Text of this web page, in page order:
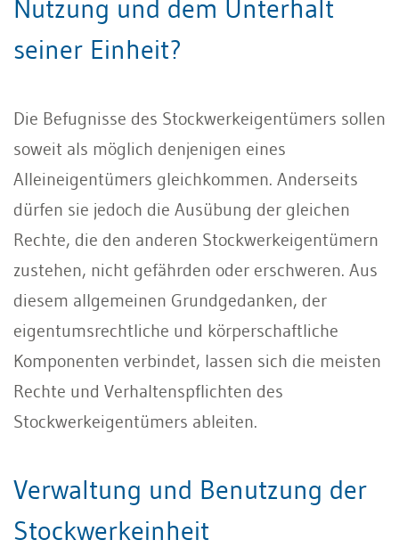
Nutzung und dem Unterhalt
seiner Einheit?
Die Befugnisse des Stockwerkeigentümers sollen
soweit als möglich denjenigen eines
Alleineigentümers gleichkommen. Anderseits
dürfen sie jedoch die Ausübung der gleichen
Rechte, die den anderen Stockwerkeigentümern
zustehen, nicht gefährden oder erschweren. Aus
diesem allgemeinen Grundgedanken, der
eigentumsrechtliche und körperschaftliche
Komponenten verbindet, lassen sich die meisten
Rechte und Verhaltenspflichten des
Stockwerkeigentümers ableiten.
Verwaltung und Benutzung der
Stockwerkeinheit